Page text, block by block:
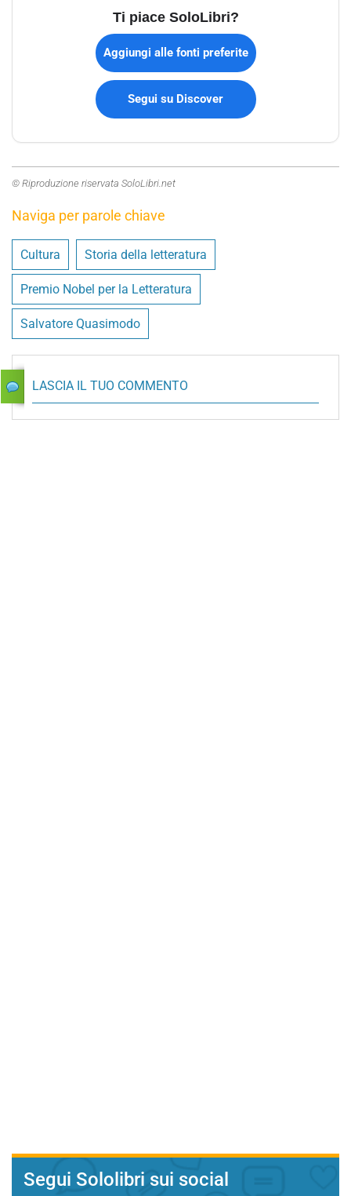
Ti piace SoloLibri?
Aggiungi alle fonti preferite
Segui su Discover
© Riproduzione riservata SoloLibri.net
Naviga per parole chiave
Cultura Storia della letteratura
Premio Nobel per la Letteratura
Salvatore Quasimodo
LASCIA IL TUO COMMENTO
Segui Sololibri sui social